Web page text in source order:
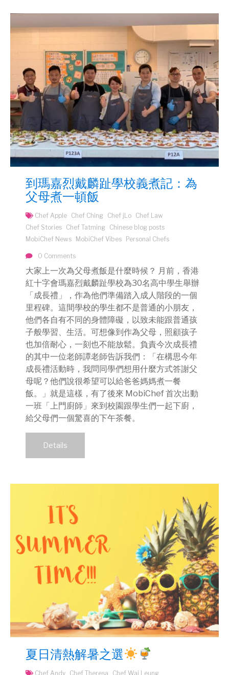
到瑪嘉烈戴麟趾學校義煮記：為
父母煮一頓飯
Chef Apple Chef Ching Chef jLo Chef Law
Chef Stories Chef Tatming
Chinese blog posts
MobiChef News
MobiChef Vibes Personal Chefs
0 Comments
大家上一次為父母煮飯是什麼時候？ 月前，香港
紅十字會瑪嘉烈戴麟趾學校為30名高中學生舉辦
「成長禮」，作為他們準備踏入成人階段的一個
里程碑。這間學校的學生都不是普通的小朋友，
他們各自有不同的身體障礙，以致未能跟普通孩
子般學習、生活。可想像到作為父母，照顧孩子
也加倍耐心，一刻也不能放鬆。負責今次成長禮
的其中一位老師譚老師告訴我們：「在構思今年
成長禮活動時，我問同學們想用什麼方式答謝父
母呢？他們說很希望可以給爸爸媽媽煮一餐
飯。」就是這樣，有了後來 MobiChef 首次出動
一班「上門廚師」來到校園跟學生們一起下廚，
給父母們一個驚喜的下午茶餐。
Details
夏日清熱解暑之選
Chef Andy Chef Theresa Chef Wai Leung